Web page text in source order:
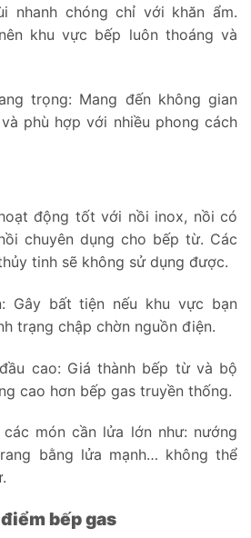
nhanh chóng chỉ với khăn ẩm.
khu vực bếp luôn thoáng và
trọng: Mang đến không gian
phù hợp với nhiều phong cách
động tốt với nồi inox, nồi có
chuyên dụng cho bếp từ. Các
tinh sẽ không sử dụng được.
Gây bất tiện nếu khu vực bạn
trạng chập chờn nguồn điện.
cao: Giá thành bếp từ và bộ
cao hơn bếp gas truyền thống.
món cần lửa lớn như: nướng
bằng lửa mạnh… không thể
bếp gas